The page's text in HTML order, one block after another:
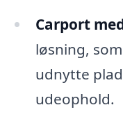
Carport
løsning,
udnytte
udeophold.